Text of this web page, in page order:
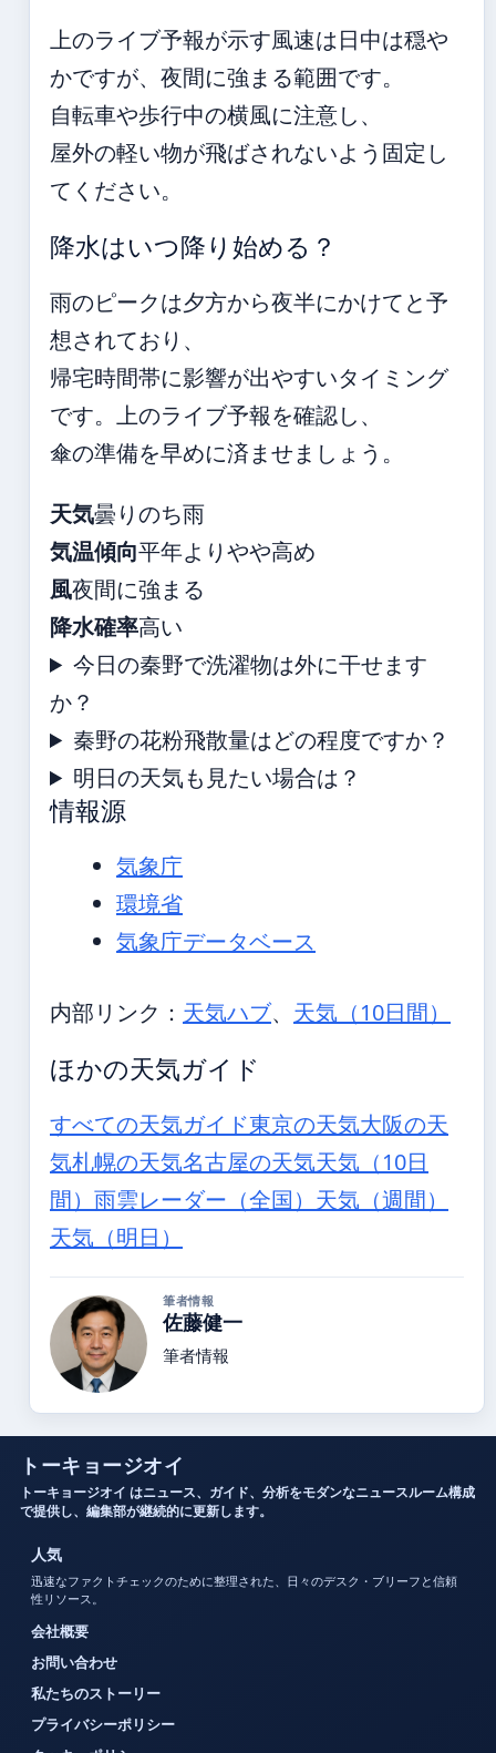
上のライブ予報が示す風速は日中は穏や
かですが、夜間に強まる範囲です。
自転車や歩行中の横風に注意し、
屋外の軽い物が飛ばされないよう固定し
てください。
降水はいつ降り始める？
雨のピークは夕方から夜半にかけてと予
想されており、
帰宅時間帯に影響が出やすいタイミング
です。上のライブ予報を確認し、
傘の準備を早めに済ませましょう。
天気曇りのち雨
気温傾向平年よりやや高め
風夜間に強まる
降水確率高い
今日の秦野で洗濯物は外に干せます
か？
秦野の花粉飛散量はどの程度ですか？
明日の天気も見たい場合は？
情報源
気象庁
環境省
気象庁データベース
内部リンク： 天気ハブ、 天気（10日間）
ほかの天気ガイド
すべての天気ガイド東京の天気大阪の天
気札幌の天気名古屋の天気天気（10日
間） 雨雲レーダー（全国） 天気（週間）
天気（明日）
筆者情報
佐藤健一
筆者情報
トーキョージオイ
トーキョージオイ はニュース、ガイド、分析をモダンなニュースルーム構成
で提供し、編集部が継続的に更新します。
人気
迅速なファクトチェックのために整理された、日々のデスク・ブリーフと信頼
性リソース。
会社概要
お問い合わせ
私たちのストーリー
プライバシーポリシー